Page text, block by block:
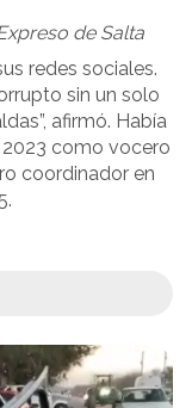
de Salta
redes sociales.
sin un solo
afirmó. Había
como vocero
coordinador en